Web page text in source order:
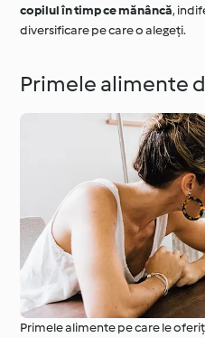
copilul în timp ce mănâncă,
diversificare pe care o alegeți.
Primele alimente
Primele alimente pe care le